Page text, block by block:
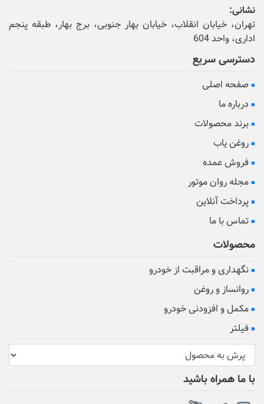
نشانی:
تهران، خیابان انقلاب، خیابان بهار جنوبی، برج بهار، طبقه پنجم
اداری، واحد 604
دسترسی سریع
صفحه اصلی
درباره ما
برند محصولات
روغن یاب
فروش عمده
مجله روان موتور
پرداخت آنلاین
تماس با ما
محصولات
نگهداری و مراقبت از خودرو
روانساز و روغن
مکمل و افزودنی خودرو
فیلتر
با ما همراه باشید